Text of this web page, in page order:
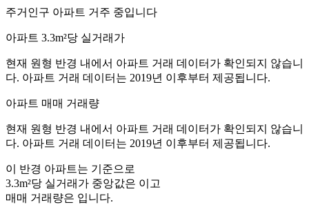
주거인구 아파트 거주 중입니다
아파트 3.3m²당 실거래가
현재 원형 반경 내에서 아파트 거래 데이터가 확인되지 않습니
다. 아파트 거래 데이터는 2019년 이후부터 제공됩니다.
아파트 매매 거래량
현재 원형 반경 내에서 아파트 거래 데이터가 확인되지 않습니
다. 아파트 거래 데이터는 2019년 이후부터 제공됩니다.
이 반경 아파트는 기준으로
3.3m²당 실거래가 중앙값은 이고
매매 거래량은 입니다.